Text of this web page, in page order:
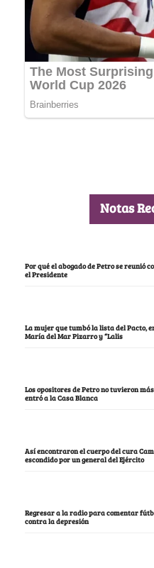
Notas
Por qué el abogado de Petro se reunió
el Presidente
La mujer que tumbó la lista del Pacto,
María del Mar Pizarro y “Lalis
Los opositores de Petro no tuvieron
entró a la Casa Blanca
Así encontraron el cuerpo del cura
escondido por un general del Ejército
Regresar a la radio para comentar
contra la depresión